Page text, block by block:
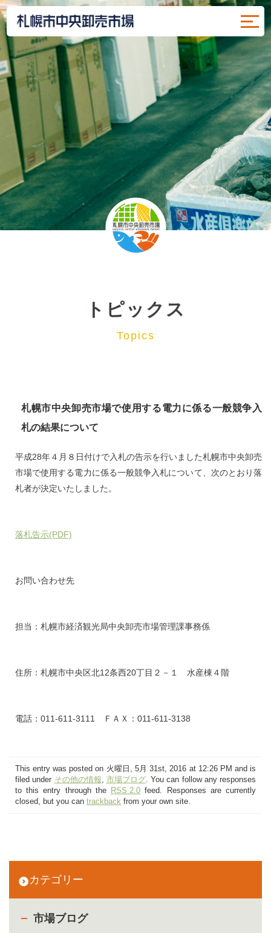
トピックス
Topics
カテゴリー
市場ブログ
札幌市中央卸売市場で使用する電力に係る一般競争入
札の結果について
平成28年４月８日付けで入札の告示を行いました札幌市中央卸売
市場で使用する電力に係る一般競争入札について、次のとおり落
札者が決定いたしました。
落札告示(PDF)
お問い合わせ先
担当：札幌市経済観光局中央卸売市場管理課事務係
住所：札幌市中央区北12条西20丁目２－１ 水産棟４階
電話：011-611-3111 ＦＡＸ：011-611-3138
This entry was posted on 火曜日, 5月 31st, 2016 at 12:26 PM and is
filed under その他の情報, 市場ブログ. You can follow any responses
to this entry through the
RSS 2.0 feed. Responses are currently
closed, but you can trackback from your own site.